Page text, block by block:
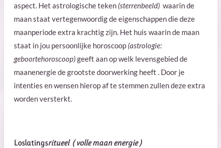
aspect. Het astrologische teken (sterrenbeeld)waarin de
maan staat vertegenwoordig de eigenschappen die deze
maanperiode extra krachtig zijn. Het huis waarin de maan
staat in jou persoonlijke horoscoop (astrologie:
geboortehoroscoop)geeft aan op welk levensgebied de
maanenergie de grootste doorwerking heeft . Door je
intenties en wensen hierop af te stemmen zullen deze extra
worden versterkt.
Loslatingsritueel ( volle maan energie )